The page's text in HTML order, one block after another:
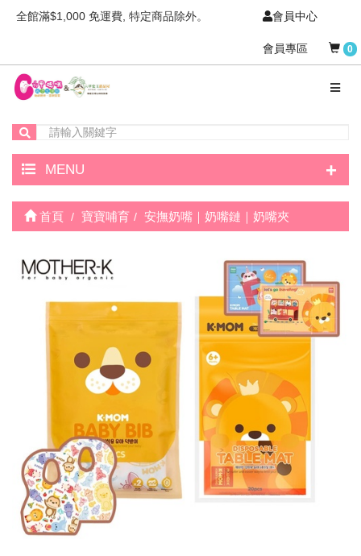
全館滿$1,000 免運費, 特定商品除外。 會員中心
會員專區 0
MENU +
首頁 寶寶哺育 安撫奶嘴｜奶嘴鏈｜奶嘴夾